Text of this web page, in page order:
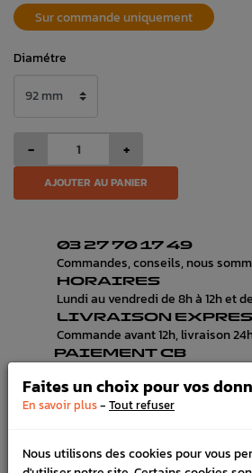
Sur commande uniquement
Diamétre
- +
AJOUTER AU PANIER
03 27 70 17 49
Commandes, conseils, nous
HORAIRES
Lundi au vendredi de 8h à 12h et
LIVRAISON
Commande avant 12h, livraison
PAIEMENT CB
commande
DÉTAILS DU PRODUIT
Faites un choix pour vos
En savoir plus- Tout refuser
Nous utilisons des cookies pour vous